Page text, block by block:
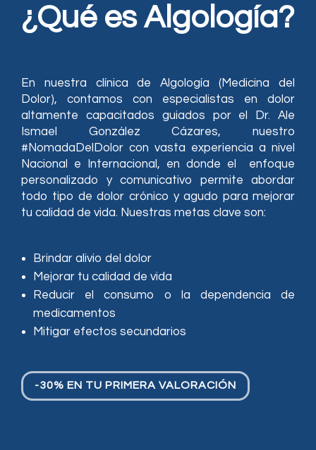
¿Qué es Algología?
En nuestra clínica de Algología (Medicina del
Dolor), contamos con especialistas en dolor
altamente capacitados guiados por el Dr. Ale
Ismael González Cázares, nuestro
#NomadaDelDolor con vasta experiencia a nivel
Nacional e Internacional, en donde el enfoque
personalizado y comunicativo permite abordar
todo tipo de dolor crónico y agudo para mejorar
tu calidad de vida. Nuestras metas clave son:
Brindar alivio del dolor
Mejorar tu calidad de vida
Reducir el consumo o la dependencia de
medicamentos
Mitigar efectos secundarios
-30% EN TU PRIMERA VALORACIÓN